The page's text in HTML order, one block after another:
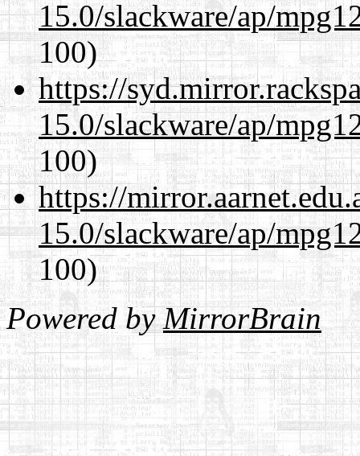
15.0/slackware/ap/
100)
https://
15.0/slackware/ap/
100)
https://
15.0/slackware/ap/
100)
Powered byMirrorBrain